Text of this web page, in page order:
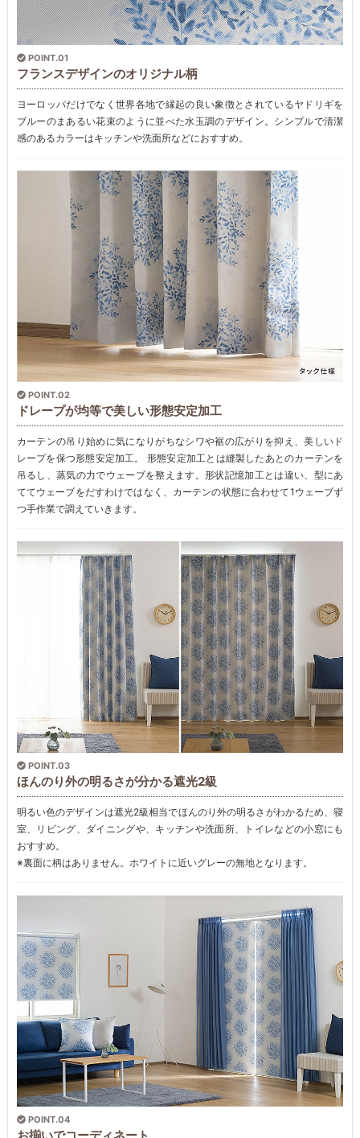
POINT.01
フランスデザインのオリジナル柄
ヨーロッパだけでなく世界各地で縁起の良い象徴とされているヤドリギを
ブルーのまあるい花束のように並べた水玉調のデザイン。シンプルで清潔
感のあるカラーはキッチンや洗面所などにおすすめ。
POINT.02
ドレープが均等で美しい形態安定加工
カーテンの吊り始めに気になりがちなシワや裾の広がりを抑え、美しいド
レープを保つ形態安定加工。 形態安定加工とは縫製したあとのカーテンを
吊るし、蒸気の力でウェーブを整えます。形状記憶加工とは違い、型にあ
ててウェーブをだすわけではなく、カーテンの状態に合わせて1ウェーブず
つ手作業で調えていきます。
POINT.03
ほんのり外の明るさが分かる遮光2級
明るい色のデザインは遮光2級相当でほんのり外の明るさがわかるため、寝
室、リビング、ダイニングや、キッチンや洗面所、トイレなどの小窓にも
おすすめ。
※裏面に柄はありません。ホワイトに近いグレーの無地となります。
POINT.04